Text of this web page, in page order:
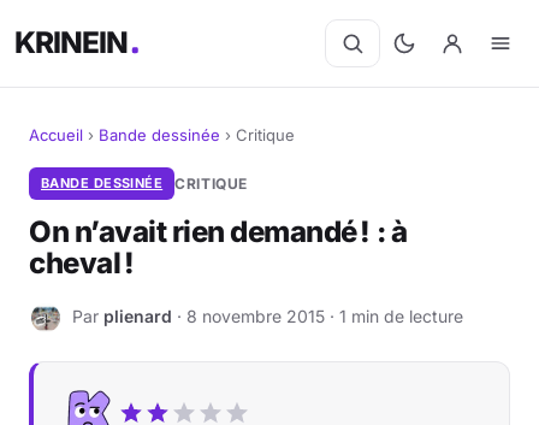
KRINEIN
Cinéma
Séries
Livres
Accueil › Bande dessinée › Critique
BANDE DESSINÉE CRITIQUE
On n’avait rien demandé ! : à
cheval !
P Par plienard · 8 novembre 2015 · 1 min de lecture